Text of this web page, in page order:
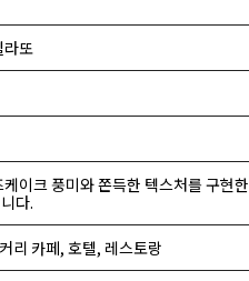
라또
이크 풍미와 쫀득한 텍스처를 구현한
다.
리 카페, 호텔, 레스토랑